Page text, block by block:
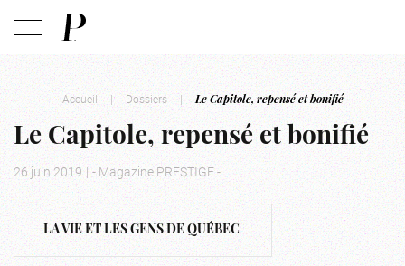
Accueil | Dossiers | Le Capitole, repensé et bonifié
Le Capitole, repensé et bonifié
26 juin 2019 | - Magazine PRESTIGE -
LA VIE ET LES GENS DE QUÉBEC